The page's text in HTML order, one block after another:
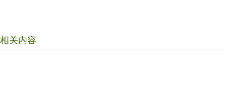
相关内容